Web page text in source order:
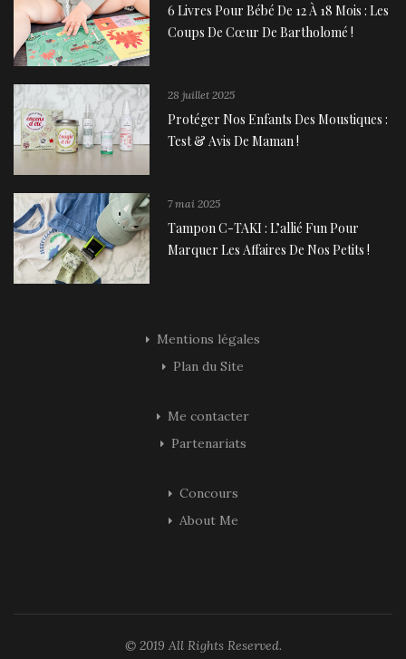
6 Livres Pour Bébé De 12 À 18 Mois : Les
Coups De Cœur De Bartholomé !
28 juillet 2025
Protéger Nos Enfants Des Moustiques :
Test & Avis De Maman !
7 mai 2025
Tampon C-TAKI : L’allié Fun Pour
Marquer Les Affaires De Nos Petits !
Mentions légales
Plan du Site
Me contacter
Partenariats
Concours
About Me
© 2019 All Rights Reserved.